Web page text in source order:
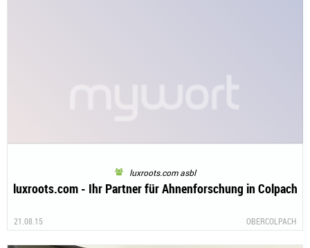
luxroots.com asbl
luxroots.com - Ihr Partner für Ahnenforschung in Colpach
21.08.15 OBERCOLPACH